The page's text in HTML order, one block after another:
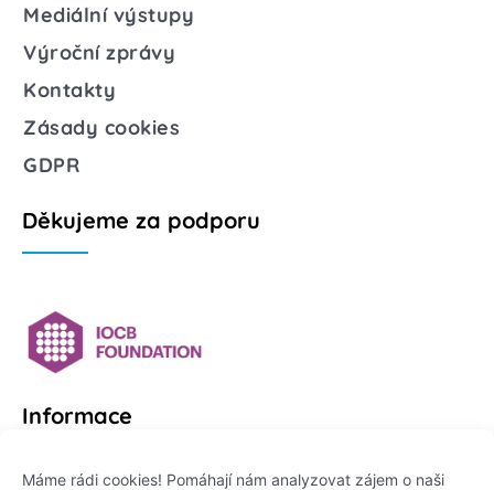
Máme rádi cookies! Pomáhají nám analyzovat zájem o naši
Mediální výstupy
Výroční zprávy
Kontakty
Zásady cookies
GDPR
Děkujeme za podporu
Informace
Platformu Zeptej se vědce provozuje: